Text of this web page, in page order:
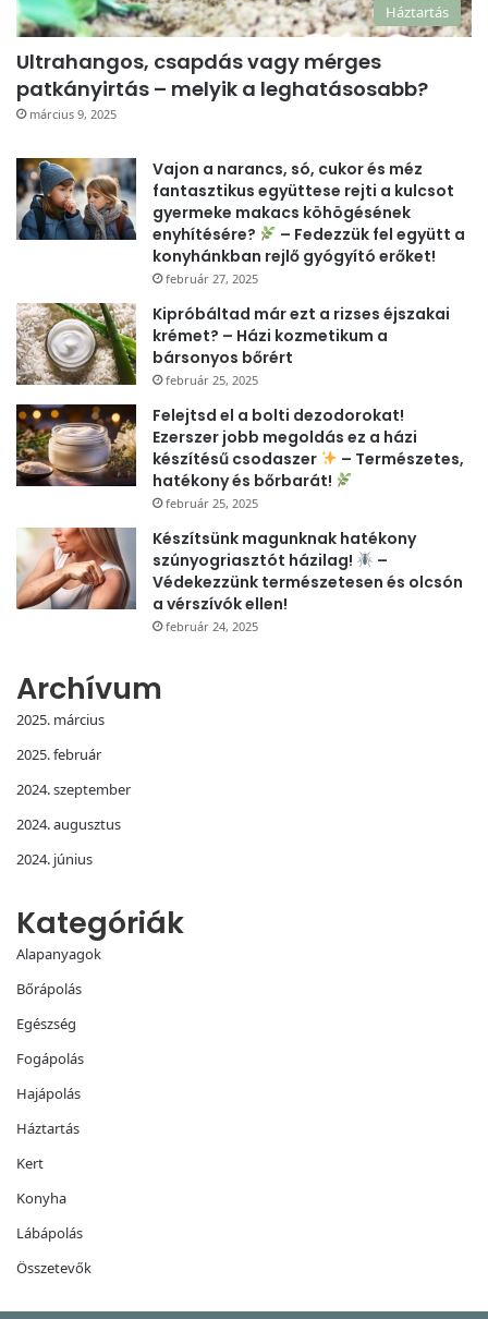
Háztartás
Ultrahangos, csapdás vagy mérges
patkányirtás – melyik a leghatásosabb?
március 9, 2025
Vajon a narancs, só, cukor és méz
fantasztikus együttese rejti a kulcsot
gyermeke makacs köhögésének
enyhítésére?
– Fedezzük fel együtt a
konyhánkban rejlő gyógyító erőket!
február 27, 2025
Kipróbáltad már ezt a rizses éjszakai
krémet? – Házi kozmetikum a
bársonyos bőrért
február 25, 2025
Felejtsd el a bolti dezodorokat!
Ezerszer jobb megoldás ez a házi
készítésű csodaszer
– Természetes,
hatékony és bőrbarát!
február 25, 2025
Készítsünk magunknak hatékony
szúnyogriasztót házilag!
–
Védekezzünk természetesen és olcsón
a vérszívók ellen!
február 24, 2025
Archívum
2025. március
2025. február
2024. szeptember
2024. augusztus
2024. június
Kategóriák
Alapanyagok
Bőrápolás
Egészség
Fogápolás
Hajápolás
Háztartás
Kert
Konyha
Lábápolás
Összetevők